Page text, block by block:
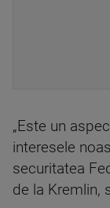
„Este un
interesele
securitatea
de la Kremlin,